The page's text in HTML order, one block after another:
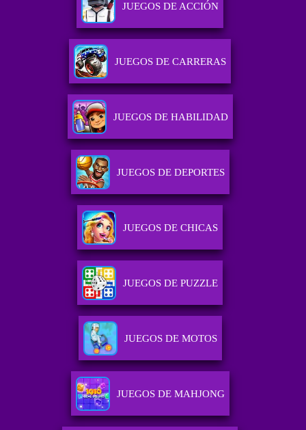
JUEGOS DE ACCIÓN
JUEGOS DE CARRERAS
JUEGOS DE HABILIDAD
JUEGOS DE DEPORTES
JUEGOS DE CHICAS
JUEGOS DE PUZZLE
JUEGOS DE MOTOS
JUEGOS DE MAHJONG